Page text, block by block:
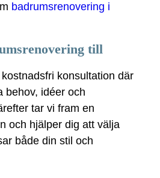
badrumsrenovering i
till
konsultation där
behov, idéer och
tar vi fram en
och hjälper dig att välja
både din stil och